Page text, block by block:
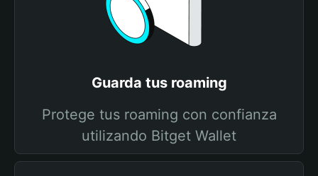
Guarda tus roaming
Protege tus roaming con confianza
utilizando Bitget Wallet